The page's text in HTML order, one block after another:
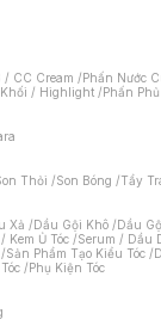
/ CC Cream /Phấn Nước
Khối / Highlight /Phấn Phủ
Thỏi /Son Bóng /Tẩy
Xả /Dầu Gội Khô /Dầu
Kem Ủ Tóc /Serum / Dầu
/Sản Phẩm Tạo Kiểu Tóc /
/Phụ Kiện Tóc